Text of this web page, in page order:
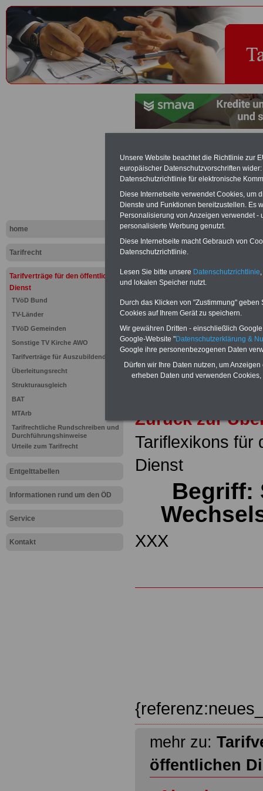
home
Tarifrecht
Tarifverträge für den öffentlichen
Dienst
TVöD Bund
TV-Länder
TVöD Gemeinden
Sonstige TV Kirche AWO
Tarifverträge für Auszubildende
Überleitungsrecht
Strukturausgleich
BAT
MTArb
Tarifrechtliche Rundschreiben und
Durchführungshinweise
Urteile zum Tarifrecht
Entgelttabellen
Informationen rund um den ÖD
Service
Kontakt
Schicht
Tariflexikon
seit
(32 GB)
auf
Zurück zur
Tariflexikons für
Dienst
Begriff:
XXX
mehr zu:
öffentlichen
Unsere Website beachtet die Richtlinie zur
europäischer Datenschutzvorschriften
Datenschutzrichtlinie für elektronische
Diese Internetseite verwendet Cookies, um
Dienste und Funktionen bereitzustellen. Es
Personalisierung von Anzeigen verwendet
personalisierte Werbung genutzt.
Diese Internetseite macht Gebrauch von
Datenschutzrichtlinie.
Lesen Sie bitte unsere Datenschutzrichtlinie
und lokalen Speicher nutzt.
Durch das Klicken von "Zustimmung"
Cookies auf Ihrem Gerät zu speichern.
Wir gewähren Dritten - einschließlich
Google-Website "Datenschutzerklärung &
Google ihre personenbezogenen Daten
Dürfen wir Ihre Daten nutzen, um
erheben Daten und verwenden